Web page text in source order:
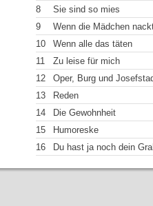
8
Sie sind so mies
9
Wenn die Mädchen
10
Wenn alle das täten
11
Zu leise für mich
12
Oper, Burg und
13
Reden
14
Die Gewohnheit
15
Humoreske
16
Du hast ja noch dein